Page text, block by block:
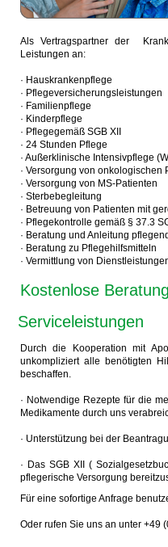
Als Vertragspartner der
Leistungen an:
· Hauskrankenpflege
· Pflegeversicherungsleistungen
· Familienpflege
· Kinderpflege
· Pflegegemäß SGB XII
· 24 Stunden Pflege
· Außerklinische Intensivpflege
· Versorgung von onkologischen
· Versorgung von MS-Patienten
· Sterbebegleitung
· Betreuung von Patienten mit
· Pflegekontrolle gemäß § 37.3
· Beratung und Anleitung
· Beratung zu Pflegehilfsmitteln
· Vermittlung von
Kostenlose
Serviceleistungen
Durch die Kooperation mit
unkompliziert alle benötigten
beschaffen.
· Notwendige Rezepte für die
Medikamente durch uns
· Unterstützung bei der
· Das SGB XII (
pflegerische Versorgung
Für eine sofortige Anfrage
Oder rufen Sie uns an unter +49